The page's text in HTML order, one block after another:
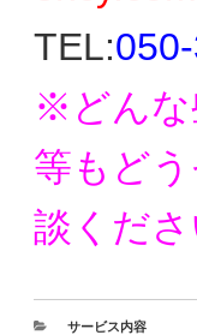
TEL:
※どんな
等もどう
談くださ
サービス内容